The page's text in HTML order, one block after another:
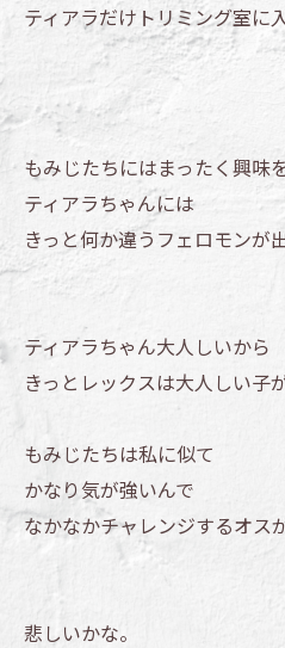
ティアラだけトリミング室に
もみじたちにはまったく興味
ティアラちゃんには
きっと何か違うフェロモンが
ティアラちゃん大人しいから
きっとレックスは大人しい子
もみじたちは私に似て
かなり気が強いんで
なかなかチャレンジするオス
悲しいかな。